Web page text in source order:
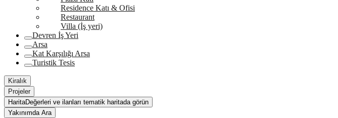
Residence Katı & Ofisi
Restaurant
Villa (İş yeri)
Devren İş Yeri
Arsa
Kat Karşılığı Arsa
Turistik Tesis
Kiralık
Projeler
HaritaDeğerleri ve ilanları tematik haritada görün
Yakınımda Ara